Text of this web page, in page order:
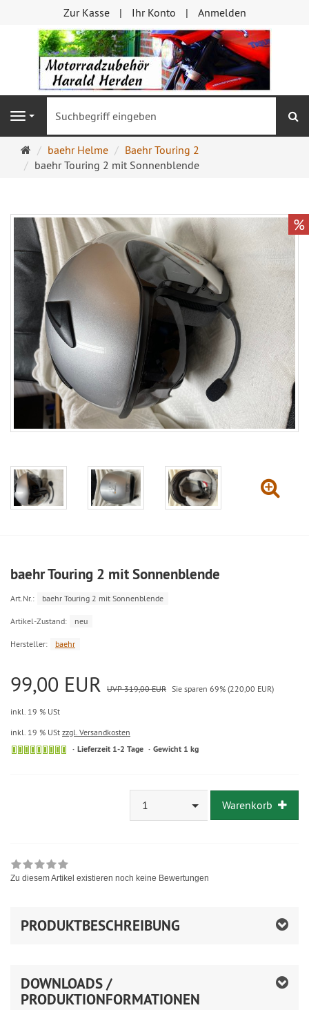
Zur Kasse Ihr Konto Anmelden
Navigation
Startseite
baehr Helme
Baehr Touring 2
baehr Touring 2 mit Sonnenblende
%
baehr Touring 2 mit Sonnenblende
Art.Nr.: baehr Touring 2 mit Sonnenblende
Artikel-Zustand: neu
Hersteller: baehr
99,00 EUR UVP 319,00 EUR Sie sparen 69% (220,00 EUR)
inkl. 19 % USt
inkl. 19 % USt zzgl. Versandkosten
Sofort
Lieferzeit 1-2 Tage Gewicht 1 kg
1 Warenkorb
Zu diesem Artikel existieren noch keine Bewertungen
PRODUKTBESCHREIBUNG
DOWNLOADS /
PRODUKTIONFORMATIONEN